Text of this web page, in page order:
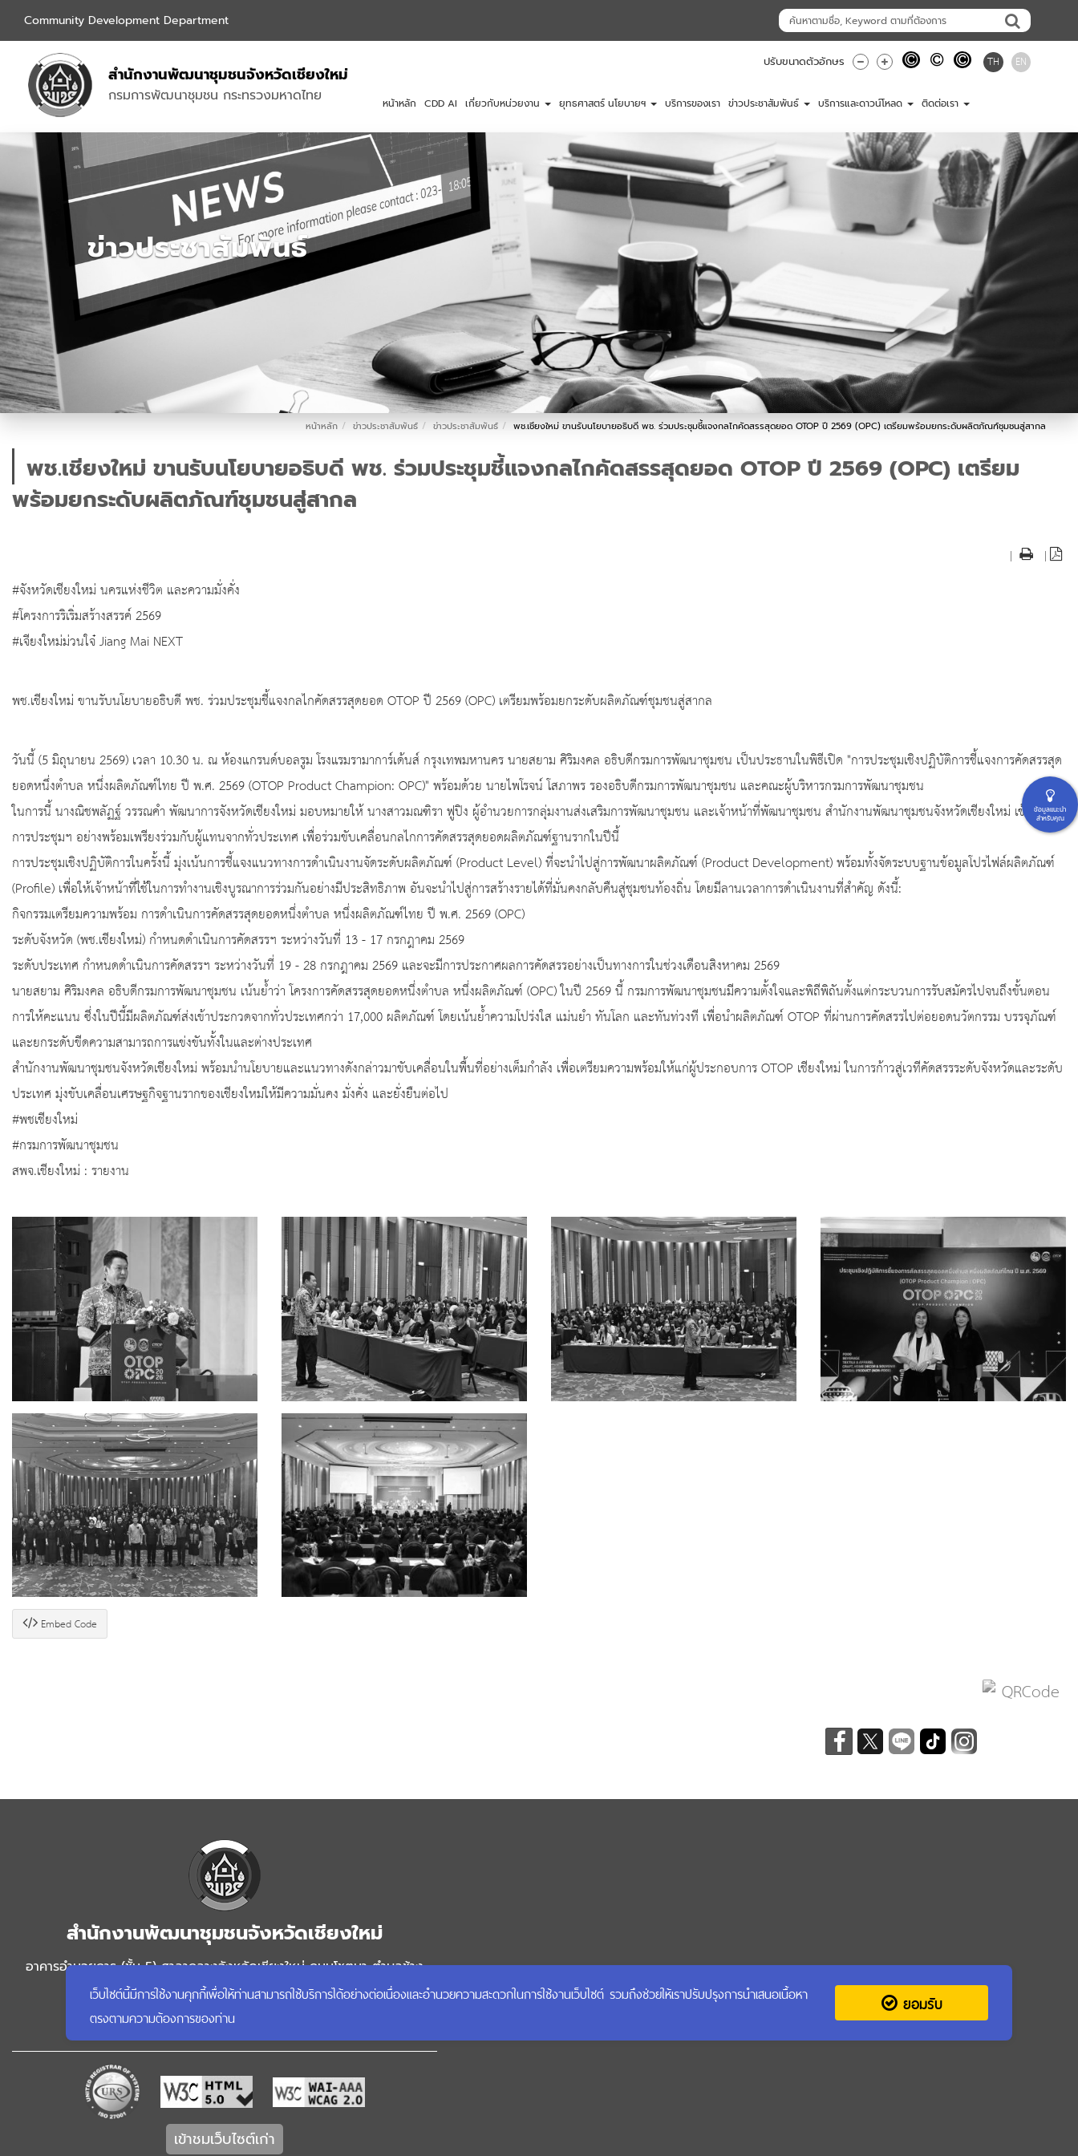
Community Development Department
สำนักงานพัฒนาชุมชนจังหวัดเชียงใหม่
กรมการพัฒนาชุมชน กระทรวงมหาดไทย
ปรับขนาดตัวอักษร TH EN
หน้าหลัก CDD AI เกี่ยวกับหน่วยงาน ยุทธศาสตร์ นโยบายฯ บริการของเรา ข่าวประชาสัมพันธ์ บริการและดาวน์โหลด ติดต่อเรา
ข่าวประชาสัมพันธ์
หน้าหลัก ข่าวประชาสัมพันธ์ ข่าวประชาสัมพันธ์ พช.เชียงใหม่ ขานรับนโยบายอธิบดี พช. ร่วมประชุมชี้แจงกลไกคัดสรรสุดยอด OTOP ปี 2569 (OPC) เตรียมพร้อมยกระดับผลิตภัณฑ์ชุมชนสู่สากล
พช.เชียงใหม่ ขานรับนโยบายอธิบดี พช. ร่วมประชุมชี้แจงกลไกคัดสรรสุดยอด OTOP ปี 2569 (OPC) เตรียม
พร้อมยกระดับผลิตภัณฑ์ชุมชนสู่สากล
| |
#จังหวัดเชียงใหม่ นครแห่งชีวิต และความมั่งคั่ง
#โครงการริเริ่มสร้างสรรค์ 2569
#เจียงใหม่ม่วนใจ๋ Jiang Mai NEXT
พช.เชียงใหม่ ขานรับนโยบายอธิบดี พช. ร่วมประชุมชี้แจงกลไกคัดสรรสุดยอด OTOP ปี 2569 (OPC) เตรียมพร้อมยกระดับผลิตภัณฑ์ชุมชนสู่สากล
วันนี้ (5 มิถุนายน 2569) เวลา 10.30 น. ณ ห้องแกรนด์บอลรูม โรงแรมรามาการ์เด้นส์ กรุงเทพมหานคร นายสยาม ศิริมงคล อธิบดีกรมการพัฒนาชุมชน เป็นประธานในพิธีเปิด "การประชุมเชิงปฏิบัติการชี้แจงการคัดสรรสุด
ยอดหนึ่งตำบล หนึ่งผลิตภัณฑ์ไทย ปี พ.ศ. 2569 (OTOP Product Champion: OPC)" พร้อมด้วย นายไพโรจน์ โสภาพร รองอธิบดีกรมการพัฒนาชุมชน และคณะผู้บริหารกรมการพัฒนาชุมชน
ในการนี้ นางณิชพลัฏฐ์ วรรณคำ พัฒนาการจังหวัดเชียงใหม่ มอบหมายให้ นางสาวมณฑิรา ฟูปิง ผู้อำนวยการกลุ่มงานส่งเสริมการพัฒนาชุมชน และเจ้าหน้าที่พัฒนาชุมชน สำนักงานพัฒนาชุมชนจังหวัดเชียงใหม่ เข้าร่วม
การประชุมฯ อย่างพร้อมเพรียงร่วมกับผู้แทนจากทั่วประเทศ เพื่อร่วมขับเคลื่อนกลไกการคัดสรรสุดยอดผลิตภัณฑ์ฐานรากในปีนี้
การประชุมเชิงปฏิบัติการในครั้งนี้ มุ่งเน้นการชี้แจงแนวทางการดำเนินงานจัดระดับผลิตภัณฑ์ (Product Level) ที่จะนำไปสู่การพัฒนาผลิตภัณฑ์ (Product Development) พร้อมทั้งจัดระบบฐานข้อมูลโปรไฟล์ผลิตภัณฑ์
(Profile) เพื่อให้เจ้าหน้าที่ใช้ในการทำงานเชิงบูรณาการร่วมกันอย่างมีประสิทธิภาพ อันจะนำไปสู่การสร้างรายได้ที่มั่นคงกลับคืนสู่ชุมชนท้องถิ่น โดยมีลานเวลาการดำเนินงานที่สำคัญ ดังนี้:
กิจกรรมเตรียมความพร้อม การดำเนินการคัดสรรสุดยอดหนึ่งตำบล หนึ่งผลิตภัณฑ์ไทย ปี พ.ศ. 2569 (OPC)
ระดับจังหวัด (พช.เชียงใหม่) กำหนดดำเนินการคัดสรรฯ ระหว่างวันที่ 13 - 17 กรกฎาคม 2569
ระดับประเทศ กำหนดดำเนินการคัดสรรฯ ระหว่างวันที่ 19 - 28 กรกฎาคม 2569 และจะมีการประกาศผลการคัดสรรอย่างเป็นทางการในช่วงเดือนสิงหาคม 2569
นายสยาม ศิริมงคล อธิบดีกรมการพัฒนาชุมชน เน้นย้ำว่า โครงการคัดสรรสุดยอดหนึ่งตำบล หนึ่งผลิตภัณฑ์ (OPC) ในปี 2569 นี้ กรมการพัฒนาชุมชนมีความตั้งใจและพิถีพิถันตั้งแต่กระบวนการรับสมัครไปจนถึงขั้นตอน
การให้คะแนน ซึ่งในปีนี้มีผลิตภัณฑ์ส่งเข้าประกวดจากทั่วประเทศกว่า 17,000 ผลิตภัณฑ์ โดยเน้นย้ำความโปร่งใส แม่นยำ ทันโลก และทันท่วงที เพื่อนำผลิตภัณฑ์ OTOP ที่ผ่านการคัดสรรไปต่อยอดนวัตกรรม บรรจุภัณฑ์
และยกระดับขีดความสามารถการแข่งขันทั้งในและต่างประเทศ
สำนักงานพัฒนาชุมชนจังหวัดเชียงใหม่ พร้อมนำนโยบายและแนวทางดังกล่าวมาขับเคลื่อนในพื้นที่อย่างเต็มกำลัง เพื่อเตรียมความพร้อมให้แก่ผู้ประกอบการ OTOP เชียงใหม่ ในการก้าวสู่เวทีคัดสรรระดับจังหวัดและระดับ
ประเทศ มุ่งขับเคลื่อนเศรษฐกิจฐานรากของเชียงใหม่ให้มีความมั่นคง มั่งคั่ง และยั่งยืนต่อไป
#พชเชียงใหม่
#กรมการพัฒนาชุมชน
สพจ.เชียงใหม่ : รายงาน
Embed Code
สำนักงานพัฒนาชุมชนจังหวัดเชียงใหม่
อาคารอำนวยการ (ชั้น 5) ศาลากลางจังหวัดเชียงใหม่ ถนนโชตนา ตำบลช้าง
เผือก อำเภอเมืองเชียงใหม่ จังหวัดเชียงใหม่
โทรศัพท์ 053112647 โทรสาร 053112647 อีเมล
เข้าชมเว็บไซต์เก่า
ข้อมูลแนะนำ
สำหรับคุณ
เว็บไซต์นี้มีการใช้งานคุกกี้เพื่อให้ท่านสามารถใช้บริการได้อย่างต่อเนื่องและอำนวยความสะดวกในการใช้งานเว็บไซต์ รวมถึงช่วยให้เราปรับปรุงการนำเสนอเนื้อหา
ตรงตามความต้องการของท่าน
ยอมรับ